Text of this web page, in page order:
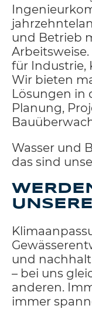
und Betrieb
für Industrie,
Wir bieten
Lösungen in
Planung,
Wasser und
das sind
und
– bei uns
anderen.
immer